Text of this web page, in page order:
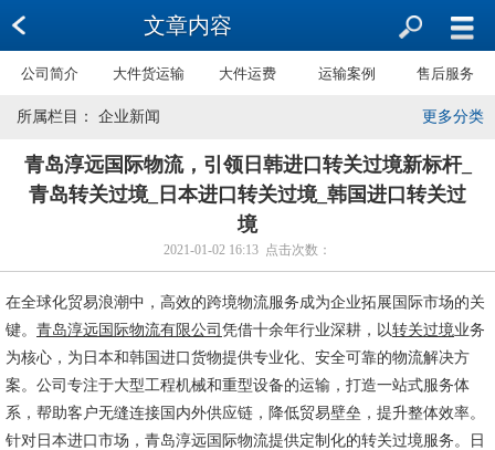
文章内容
公司简介 大件货运输 大件运费 运输案例 售后服务
更多分类
所属栏目： 企业新闻
青岛淳远国际物流，引领日韩进口转关过境新标杆_
青岛转关过境_日本进口转关过境_韩国进口转关过
境
2021-01-02 16:13 点击次数：
在全球化贸易浪潮中，高效的跨境物流服务成为企业拓展国际市场的关
键。 青岛淳远国际物流有限公司 凭借十余年行业深耕，以转关过境业务
为核心，为日本和韩国进口货物提供专业化、安全可靠的物流解决方
案。公司专注于大型工程机械和重型设备的运输，打造一站式服务体
系，帮助客户无缝连接国内外供应链，降低贸易壁垒，提升整体效率。
针对日本进口市场，青岛淳远国际物流提供定制化的转关过境服务。日